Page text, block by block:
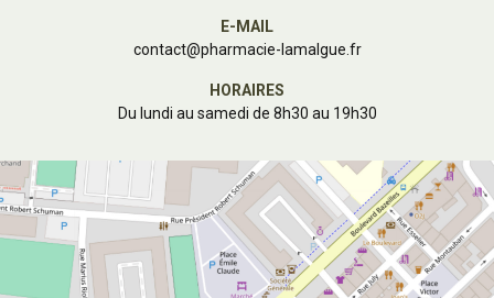
E-MAIL
contact@pharmacie-lamalgue.fr
HORAIRES
Du lundi au samedi de 8h30 au 19h30